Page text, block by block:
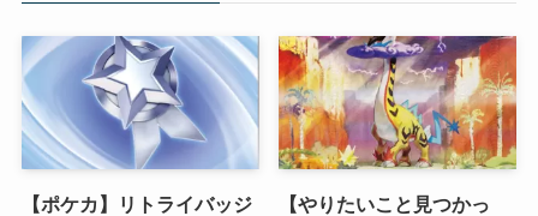
【ポケカ】リトライバッジ
【やりたいこと見つかっ